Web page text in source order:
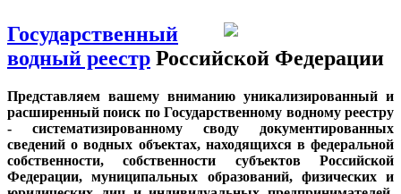
Государственный
водный реестр Российской Федерации
Представляем вашему вниманию уникализированный и
расширенный поиск по Государственному водному реестру
- систематизированному своду документированных
сведений о водных объектах, находящихся в федеральной
собственности, собственности субъектов Российской
Федерации, муниципальных образований, физических и